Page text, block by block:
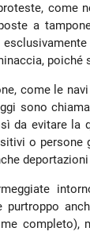
come
a
poiché
come le
sono
da evitare la
o persone
purtroppo
completo),